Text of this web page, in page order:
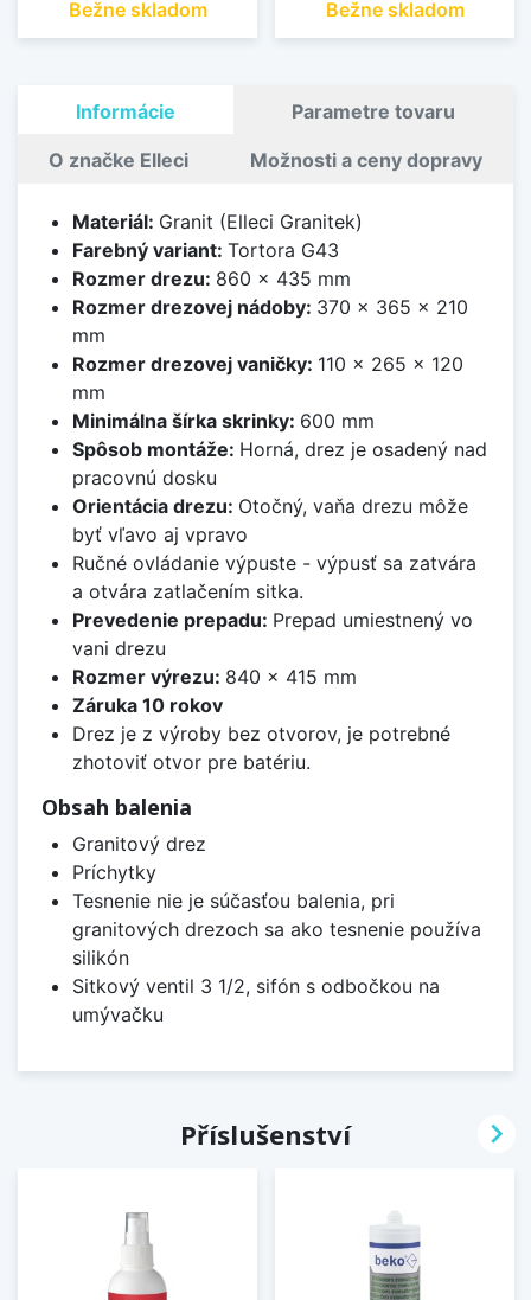
Bežne skladom Bežne skladom
Informácie Parametre tovaru
O značke Elleci Možnosti a ceny dopravy
Materiál: Granit (Elleci Granitek)
Farebný variant: Tortora G43
Rozmer drezu: 860 x 435 mm
Rozmer drezovej nádoby: 370 x 365 x 210
mm
Rozmer drezovej vaničky: 110 x 265 x 120
mm
Minimálna šírka skrinky: 600 mm
Spôsob montáže: Horná, drez je osadený nad
pracovnú dosku
Orientácia drezu: Otočný, vaňa drezu môže
byť vľavo aj vpravo
Ručné ovládanie výpuste - výpusť sa zatvára
a otvára zatlačením sitka.
Prevedenie prepadu: Prepad umiestnený vo
vani drezu
Rozmer výrezu: 840 x 415 mm
Záruka 10 rokov
Drez je z výroby bez otvorov, je potrebné
zhotoviť otvor pre batériu.
Obsah balenia
Granitový drez
Príchytky
Tesnenie nie je súčasťou balenia, pri
granitových drezoch sa ako tesnenie používa
silikón
Sitkový ventil 3 1/2, sifón s odbočkou na
umývačku
Příslušenství 